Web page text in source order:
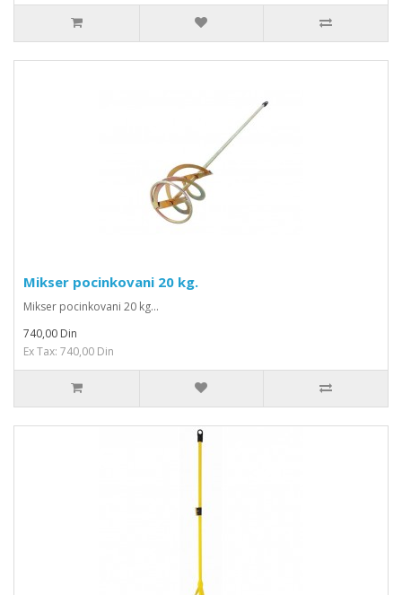
Mikser pocinkovani 20 kg.
Mikser pocinkovani 20 kg...
740,00 Din
Ex Tax: 740,00 Din